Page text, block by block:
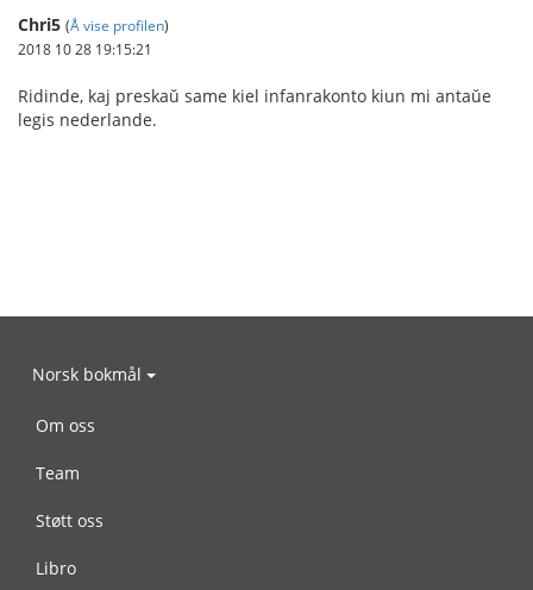
Chri5 (Å vise profilen)
2018 10 28 19:15:21
Ridinde, kaj preskaŭ same kiel infanrakonto kiun mi antaŭe
legis nederlande.
Norsk bokmål
Om oss
Team
Støtt oss
Libro